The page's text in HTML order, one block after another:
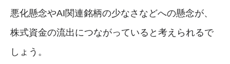
悪化懸念やAI関連銘柄の少なさなどへの懸念が、
株式資金の流出につながっていると考えられるで
しょう。